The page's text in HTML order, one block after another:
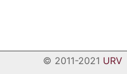
© 2011-2021 URV